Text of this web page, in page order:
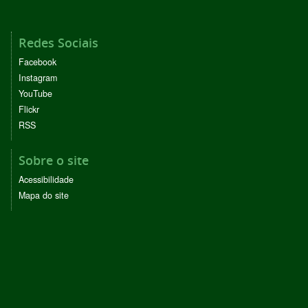
Redes Sociais
Facebook
Instagram
YouTube
Flickr
RSS
Sobre o site
Acessibilidade
Mapa do site